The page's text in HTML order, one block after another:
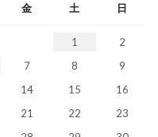
金 土 日
1
2
7 8
9
14 15
16
21 22
23